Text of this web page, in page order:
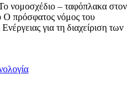
νομοσχέδιο – ταφόπλακα στον
Ο πρόσφατος νόμος του
για τη διαχείριση των